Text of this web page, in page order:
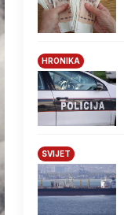
HRONIKA
SVIJET